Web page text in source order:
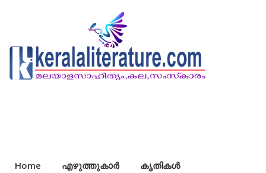
Home എഴുത്തുകാര്‍ കൃതികൾ